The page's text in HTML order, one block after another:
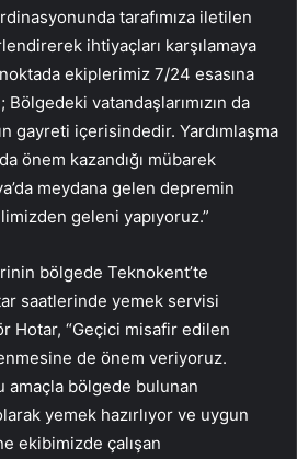
tarafımıza iletilen
ihtiyaçları karşılamaya
ekiplerimiz 7/24 esasına
vatandaşlarımızın da
gayreti içerisindedir. Yardımlaşma
önem kazandığı mübarek
meydana gelen depremin
geleni yapıyoruz.”
bölgede Teknokent’te
saatlerinde yemek servisi
Hotar, “Geçici misafir edilen
de önem veriyoruz.
amaçla bölgede bulunan
yemek hazırlıyor ve uygun
ekibimizde çalışan